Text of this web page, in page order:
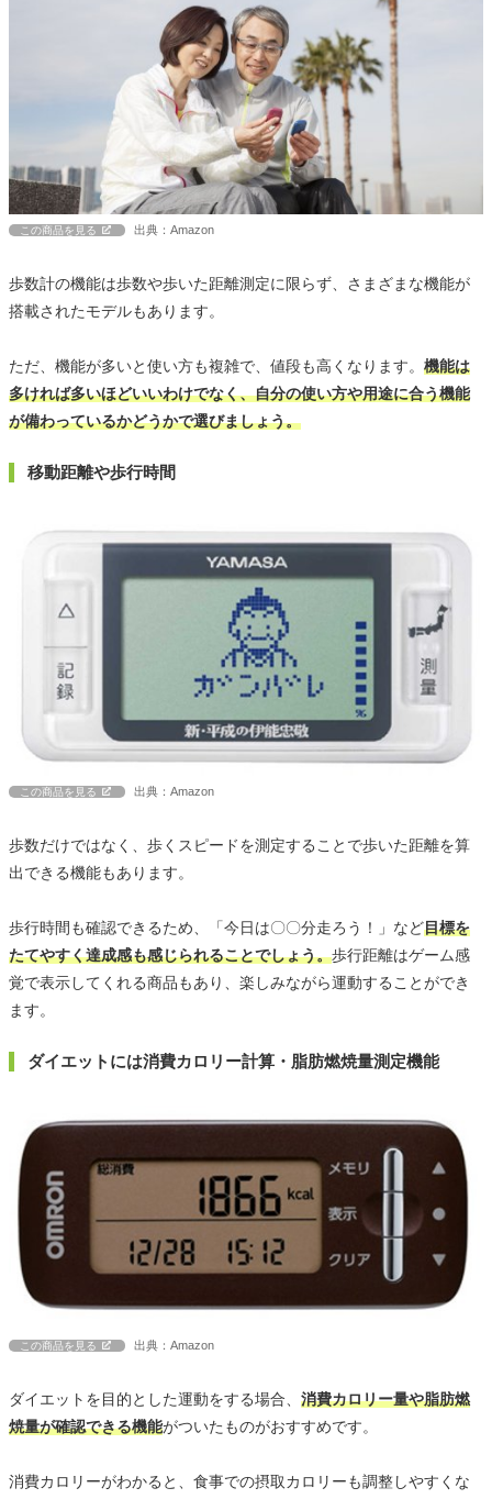
この商品を見る 出典：Amazon
歩数計の機能は歩数や歩いた距離測定に限らず、さまざまな機能が
搭載されたモデルもあります。
ただ、機能が多いと使い方も複雑で、値段も高くなります。 機能は
多ければ多いほどいいわけでなく、自分の使い方や用途に合う機能
が備わっているかどうかで選びましょう。
移動距離や歩行時間
この商品を見る 出典：Amazon
歩数だけではなく、歩くスピードを測定することで歩いた距離を算
出できる機能もあります。
歩行時間も確認できるため、「今日は〇〇分走ろう！」など目標を
たてやすく達成感も感じられることでしょう。歩行距離はゲーム感
覚で表示してくれる商品もあり、楽しみながら運動することができ
ます。
ダイエットには消費カロリー計算・脂肪燃焼量測定機能
この商品を見る 出典：Amazon
ダイエットを目的とした運動をする場合、 消費カロリー量や脂肪燃
焼量が確認できる機能がついたものがおすすめです。
消費カロリーがわかると、食事での摂取カロリーも調整しやすくな